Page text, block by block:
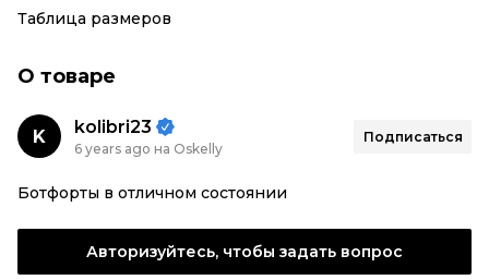
Таблица размеров
О товаре
K kolibri23
6 years ago на Oskelly
Подписаться
Ботфорты в отличном состоянии
Авторизуйтесь, чтобы задать вопрос